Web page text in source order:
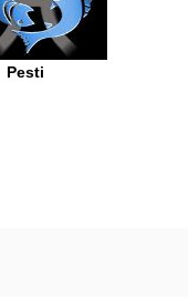
Pesti